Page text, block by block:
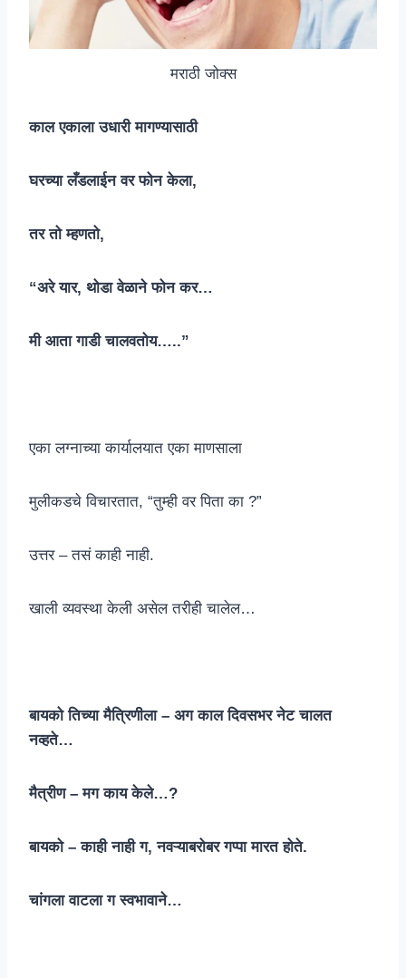
मराठी जोक्स
काल एकाला उधारी मागण्यासाठी
घरच्या लँडलाईन वर फोन केला,
तर तो म्हणतो,
“अरे यार, थोडा वेळाने फोन कर…
मी आता गाडी चालवतोय…..”
एका लग्नाच्या कार्यालयात एका माणसाला
मुलीकडचे विचारतात, “तुम्ही वर पिता का ?”
उत्तर – तसं काही नाही.
खाली व्यवस्था केली असेल तरीही चालेल…
बायको तिच्या मैत्रिणीला – अग काल दिवसभर नेट चालत
नव्हते…
मैत्रीण – मग काय केले…?
बायको – काही नाही ग, नवऱ्याबरोबर गप्पा मारत होते.
चांगला वाटला ग स्वभावाने…